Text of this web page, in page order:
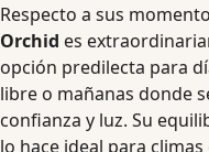
Respecto a sus
Orchid es
opción predilecta para
libre o mañanas donde
confianza y luz. Su
lo hace ideal para